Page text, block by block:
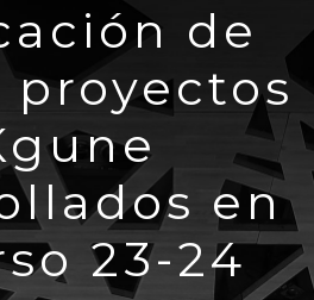
de
proyectos
en
23-24